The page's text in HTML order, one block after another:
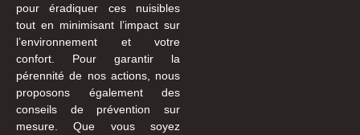
pour éradiquer ces nuisibles
tout en minimisant l’impact sur
l’environnement et votre
confort. Pour garantir la
pérennité de nos actions, nous
proposons également des
conseils de prévention sur
mesure. Que vous soyez